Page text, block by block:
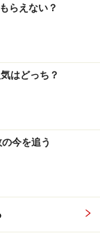
らえない？
はどっち？
今を追う